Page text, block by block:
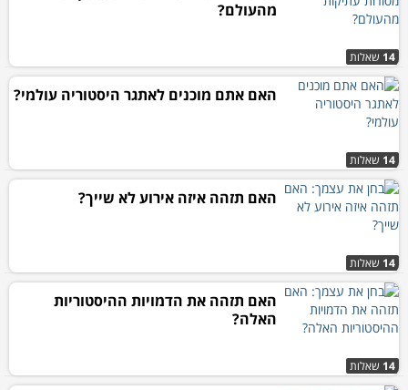
14 שאלות
מהעולם?
14 שאלות
האם אתם מוכנים לאתגר היסטוריה עולמי?
14 שאלות
האם תזהה איזה אירוע לא שייך?
14 שאלות
האם תזהה את הדמויות ההיסטוריות
האלה?